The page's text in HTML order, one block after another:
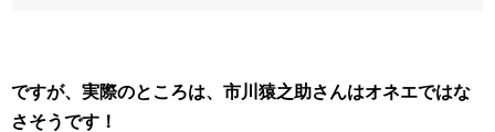
ですが、実際のところは、市川猿之助さんはオネエではな
さそうです！